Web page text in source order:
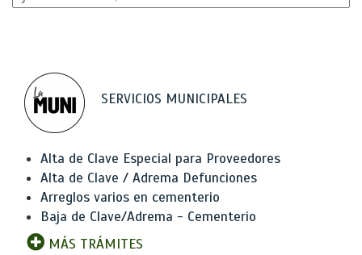
SERVICIOS MUNICIPALES
Alta de Clave Especial para Proveedores
Alta de Clave / Adrema Defunciones
Arreglos varios en cementerio
Baja de Clave/Adrema - Cementerio
MÁS TRÁMITES